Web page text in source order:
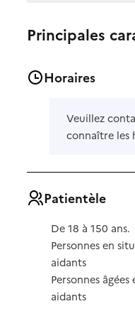
Principales
Horaires
Veuillez
connaître les
Patientèle
De 18 à 150 ans.
Personnes en
aidants
Personnes
aidants